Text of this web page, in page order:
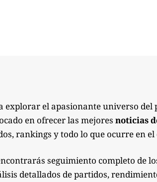
explorar el apasionante universo
en ofrecer las mejores noticias
rankings y todo lo que ocurre en
seguimiento completo de
detallados de partidos,